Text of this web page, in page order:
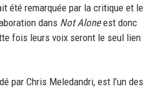
été remarquée par la critique et le
dans Not Aloneest donc
fois leurs voix seront le seul lien
par Chris Meledandri, est l’un des